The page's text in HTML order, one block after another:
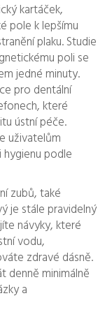
kartáček,
pole k lepšímu
plaku. Studie
poli se
jedné minuty.
pro dentální
které
ústní péče.
uživatelům
podle
zubů, také
je stále pravidelný
návyky, které
vodu,
zdravé dásně.
denně minimálně
a